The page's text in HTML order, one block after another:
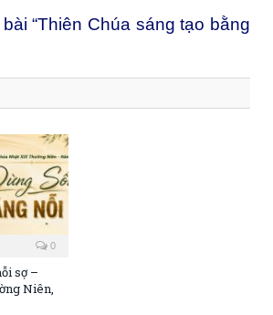
“Thiên Chúa sáng tạo bằng
0
sợ –
Niên,